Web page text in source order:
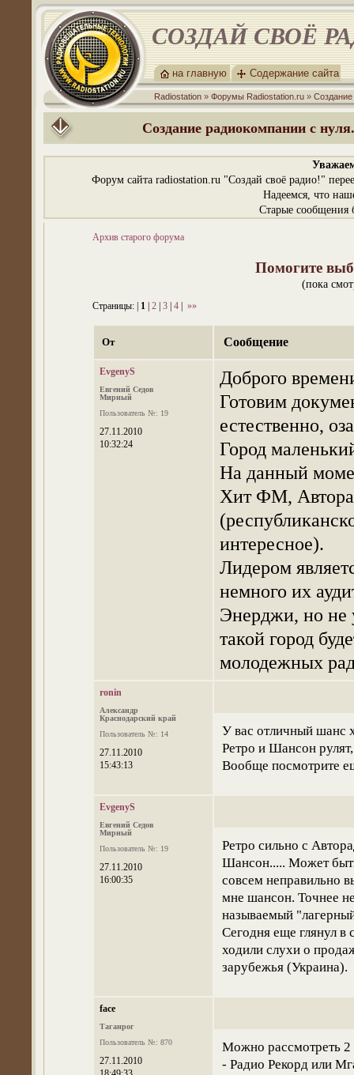
СОЗДАЙ СВОЁ
на главную Содержание сайта
Radiostation » Форумы Radiostation.ru »
Создание радиокомпании с
Форум сайта radiostation.ru "Создай своё радио!"
Надеемся, что
Старые сообщения
Архив старого форума
Помогите
(пока
Страницы: | 1 2 3 4 »»
От Сообщение
EvgenyS
Евгений Седов
Мирный
Пользователь №: 19
27.11.2010
10:32:24
Доброго
Готовим
естественно,
Город
На данный
Хит ФМ,
интересное).
Лидером
немного их
Энерджи, но не
такой город
молодежных
ronin
Александр
Краснодарский край
Пользователь №: 14
27.11.2010
15:43:13
У вас отличный шанс
Ретро и Шансон
Вообще посмотрите
EvgenyS
Евгений Седов
Мирный
Пользователь №: 19
27.11.2010
16:00:35
Ретро сильно с
Шансон..... Может
совсем неправильно
мне шансон. Точнее
называемый
Сегодня еще глянул
ходили слухи о
зарубежья (Украина).
face
Таганрог
Пользователь №: 870
27.11.2010
Можно рассмотреть 2
- Радио Рекорд или